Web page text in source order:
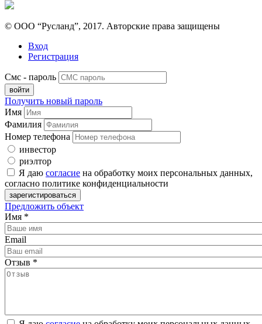
© ООО “Русланд”, 2017. Авторские права защищены
Вход
Регистрация
Смс - пароль
Получить новый пароль
Имя
Фамилия
Номер телефона
инвестор
риэлтор
Я даю согласие на обработку моих персональных данных,
согласно политике конфиденциальности
Предложить объект
Имя *
Email
Отзыв *